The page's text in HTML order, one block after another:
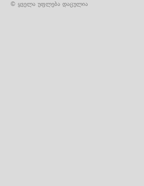
© ყველა უფლება დაცულია